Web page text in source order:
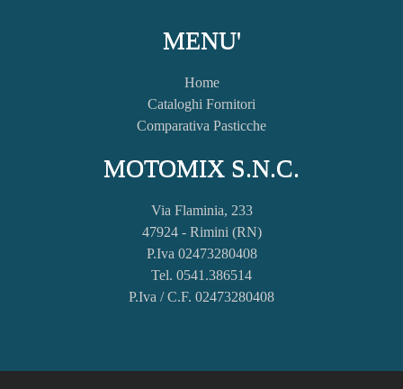
MENU'
Home
Cataloghi Fornitori
Comparativa Pasticche
MOTOMIX S.N.C.
Via Flaminia, 233
47924 - Rimini (RN)
P.Iva 02473280408
Tel. 0541.386514
P.Iva / C.F. 02473280408